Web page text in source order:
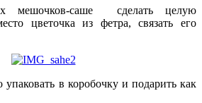
саше сделать целую
цветочка из фетра, связать его
в коробочку и подарить как